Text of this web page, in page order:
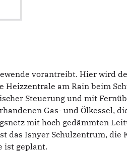
vorantreibt. Hier wird
Heizzentrale am Rain beim
Steuerung und mit
Gas- und Ölkessel,
mit hoch gedämmten
das Isnyer Schulzentrum, die
ist geplant.